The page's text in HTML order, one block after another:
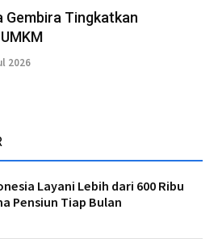
Gembira Tingkatkan
2026
Layani Lebih dari 600 Ribu
Pensiun Tiap Bulan